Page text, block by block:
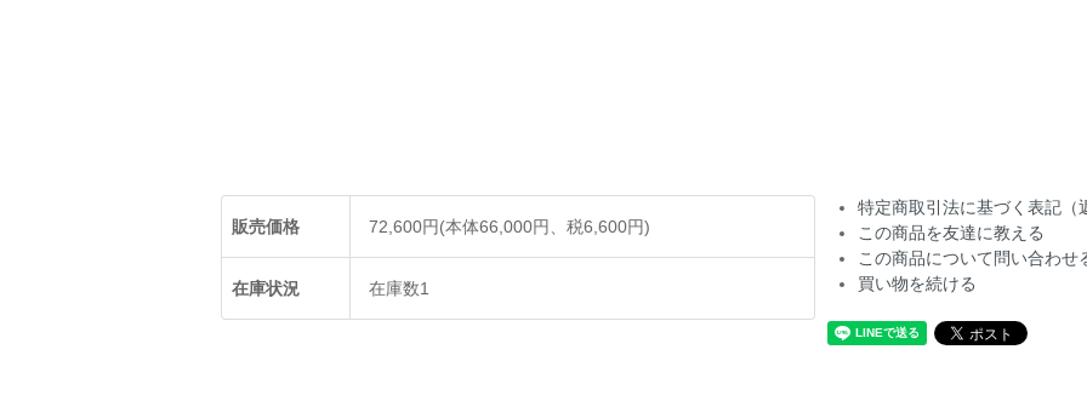
販売価格 72,600円(本体66,000円、税6,600円)
在庫状況 在庫数1
特定商取引法に基づく表記（
この商品を友達に教える
この商品について問い合わせ
買い物を続ける